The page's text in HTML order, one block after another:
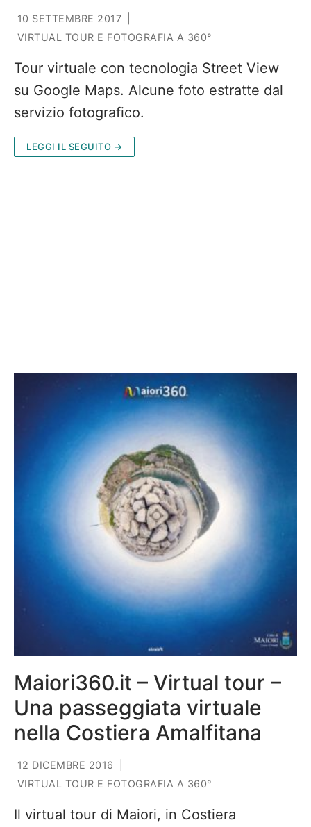
10 SETTEMBRE 2017
VIRTUAL TOUR E FOTOGRAFIA A 360°
Tour virtuale con tecnologia Street View
su Google Maps. Alcune foto estratte dal
servizio fotografico.
LEGGI IL SEGUITO →
Maiori360.it – Virtual tour –
Una passeggiata virtuale
nella Costiera Amalfitana
12 DICEMBRE 2016
VIRTUAL TOUR E FOTOGRAFIA A 360°
Il virtual tour di Maiori, in Costiera